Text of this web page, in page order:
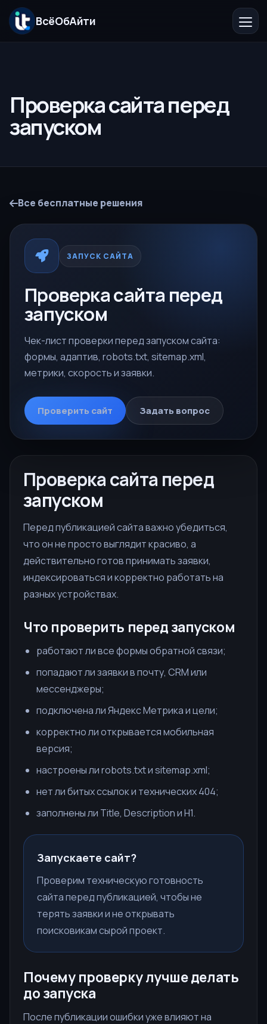
ВсёОбАйти
Услуги
Контакты
Проверка сайта перед
запуском
Все бесплатные решения
ЗАПУСК САЙТА
Проверка сайта перед
запуском
Чек-лист проверки перед запуском сайта:
формы, адаптив, robots.txt, sitemap.xml,
метрики, скорость и заявки.
Проверить сайт Задать вопрос
Проверка сайта перед
запуском
Перед публикацией сайта важно убедиться,
что он не просто выглядит красиво, а
действительно готов принимать заявки,
индексироваться и корректно работать на
разных устройствах.
Что проверить перед запуском
работают ли все формы обратной связи;
попадают ли заявки в почту, CRM или
мессенджеры;
подключена ли Яндекс Метрика и цели;
корректно ли открывается мобильная
версия;
настроены ли robots.txt и sitemap.xml;
нет ли битых ссылок и технических 404;
заполнены ли Title, Description и H1.
Запускаете сайт?
Проверим техническую готовность
сайта перед публикацией, чтобы не
терять заявки и не открывать
поисковикам сырой проект.
Почему проверку лучше делать
до запуска
После публикации ошибки уже влияют на